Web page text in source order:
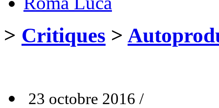
> Critiques >
23 octobre 2016 /